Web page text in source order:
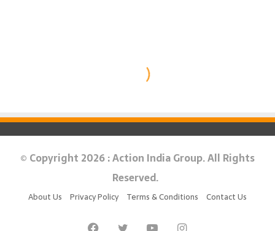
© Copyright 2026 : Action India Group. All Rights
Reserved.
About Us Privacy Policy Terms & Conditions Contact Us
FacebookTwitter YouTubeInstagram